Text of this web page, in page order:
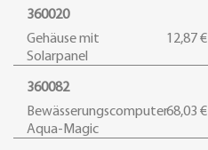
360020
Gehäuse mit
Solarpanel
12,87 €
360082
Bewässerungscomputer
Aqua-Magic
68,03 €